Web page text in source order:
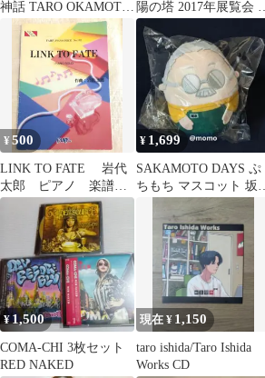
神話 TARO OKAMOTO
ハンカチーフ 記念館 新
陽の塔 2017年展覧会 大
阪万博 Tシャツ M 完売
¥500
LINK TO FATE 岩代
太郎 ピアノ 楽譜
スコア
¥ 1,699
SAKAMOTO DAYS ぷ
ちもち マスコット 坂本
¥1,500
COMA-CHI 3枚セット
RED NAKED
現在 ¥ 1,150
taro ishida/Taro Ishida
Works CD